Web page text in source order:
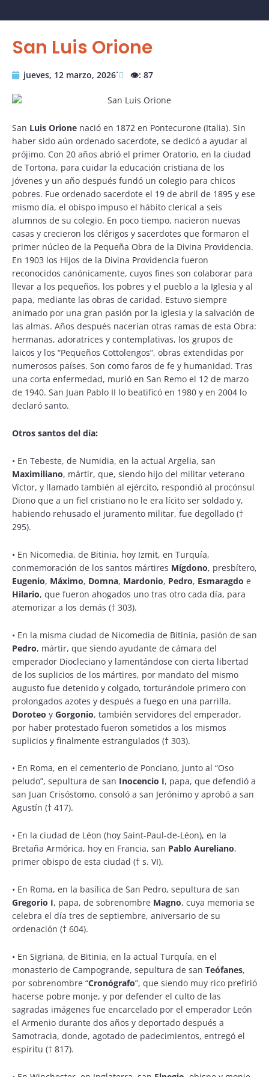
San Luis Orione
jueves, 12 marzo, 2026˙ 👁️: 87
San Luis Orione nació en 1872 en Pontecurone (Italia). Sin
haber sido aún ordenado sacerdote, se dedicó a ayudar al
prójimo. Con 20 años abrió el primer Oratorio, en la ciudad
de Tortona, para cuidar la educación cristiana de los
jóvenes y un año después fundó un colegio para chicos
pobres. Fue ordenado sacerdote el 19 de abril de 1895 y ese
mismo día, el obispo impuso el hábito clerical a seis
alumnos de su colegio. En poco tiempo, nacieron nuevas
casas y crecieron los clérigos y sacerdotes que formaron el
primer núcleo de la Pequeña Obra de la Divina Providencia.
En 1903 los Hijos de la Divina Providencia fueron
reconocidos canónicamente, cuyos fines son colaborar para
llevar a los pequeños, los pobres y el pueblo a la Iglesia y al
papa, mediante las obras de caridad. Estuvo siempre
animado por una gran pasión por la iglesia y la salvación de
las almas. Años después nacerían otras ramas de esta Obra:
hermanas, adoratrices y contemplativas, los grupos de
laicos y los “Pequeños Cottolengos”, obras extendidas por
numerosos países. Son como faros de fe y humanidad. Tras
una corta enfermedad, murió en San Remo el 12 de marzo
de 1940. San Juan Pablo II lo beatificó en 1980 y en 2004 lo
declaró santo.
Otros santos del día:
• En Tebeste, de Numidia, en la actual Argelia, san
Maximiliano, mártir, que, siendo hijo del militar veterano
Víctor, y llamado también al ejército, respondió al procónsul
Diono que a un fiel cristiano no le era lícito ser soldado y,
habiendo rehusado el juramento militar, fue degollado (†
295).
• En Nicomedia, de Bitinia, hoy Izmit, en Turquía,
conmemoración de los santos mártires Mígdono, presbítero,
Eugenio, Máximo, Domna, Mardonio, Pedro, Esmaragdo e
Hilario, que fueron ahogados uno tras otro cada día, para
atemorizar a los demás († 303).
• En la misma ciudad de Nicomedia de Bitinia, pasión de san
Pedro, mártir, que siendo ayudante de cámara del
emperador Diocleciano y lamentándose con cierta libertad
de los suplicios de los mártires, por mandato del mismo
augusto fue detenido y colgado, torturándole primero con
prolongados azotes y después a fuego en una parrilla.
Doroteo y Gorgonio, también servidores del emperador,
por haber protestado fueron sometidos a los mismos
suplicios y finalmente estrangulados († 303).
• En Roma, en el cementerio de Ponciano, junto al “Oso
peludo”, sepultura de san Inocencio I, papa, que defendió a
san Juan Crisóstomo, consoló a san Jerónimo y aprobó a san
Agustín († 417).
• En la ciudad de Léon (hoy Saint-Paul-de-Léon), en la
Bretaña Armórica, hoy en Francia, san Pablo Aureliano,
primer obispo de esta ciudad († s. VI).
• En Roma, en la basílica de San Pedro, sepultura de san
Gregorio I, papa, de sobrenombre Magno, cuya memoria se
celebra el día tres de septiembre, aniversario de su
ordenación († 604).
• En Sigriana, de Bitinia, en la actual Turquía, en el
monasterio de Campogrande, sepultura de san Teófanes,
por sobrenombre “Cronógrafo”, que siendo muy rico prefirió
hacerse pobre monje, y por defender el culto de las
sagradas imágenes fue encarcelado por el emperador León
el Armenio durante dos años y deportado después a
Samotracia, donde, agotado de padecimientos, entregó el
espíritu († 817).